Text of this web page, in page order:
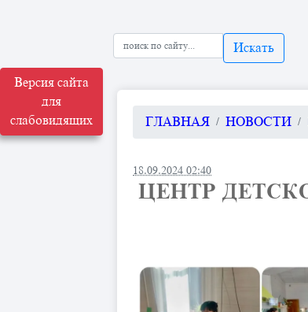
Версия сайта
для
слабовидящих
Искать
ГЛАВНАЯ НОВОСТИ
18.09.2024 02:40
ЦЕНТР